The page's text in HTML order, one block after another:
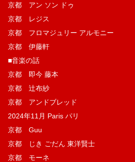
京都 アン ソン ドゥ
京都 レジス
京都 フロマジュリー アルモニー
京都 伊藤軒
■音楽の話
京都 即今 藤本
京都 辻布紗
京都 アンドブレッド
2024年11月 Paris パリ
京都 Guu
京都 じき ごだん 東洋賢士
京都 モーネ